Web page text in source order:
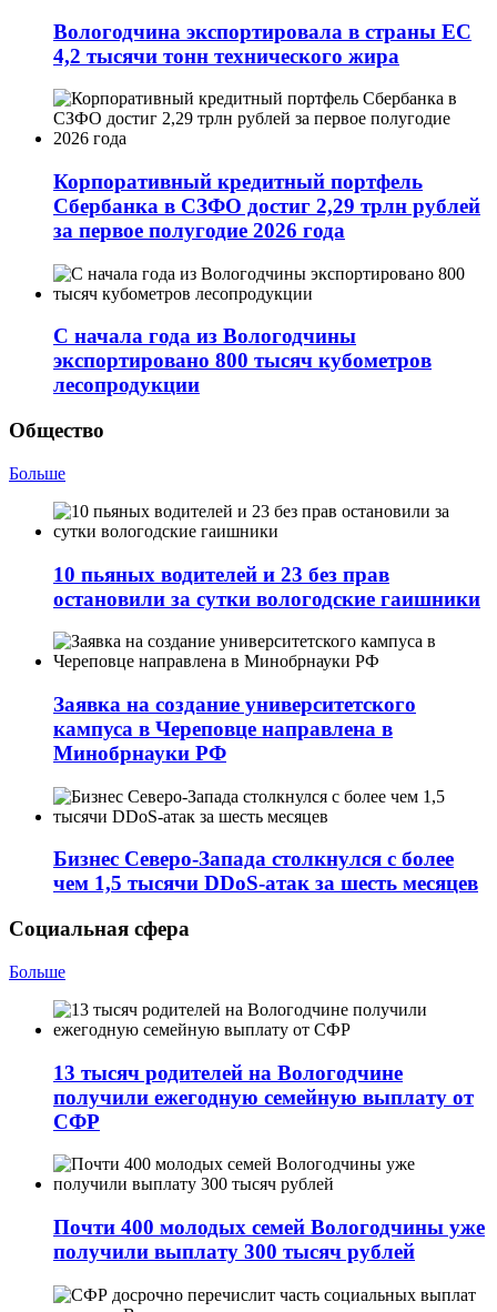
Вологодчина экспортировала в страны ЕС
4,2 тысячи тонн технического жира
Корпоративный кредитный портфель
Сбербанка в СЗФО достиг 2,29 трлн рублей
за первое полугодие 2026 года
С начала года из Вологодчины
экспортировано 800 тысяч кубометров
лесопродукции
Общество
Больше
10 пьяных водителей и 23 без прав
остановили за сутки вологодские гаишники
Заявка на создание университетского
кампуса в Череповце направлена в
Минобрнауки РФ
Бизнес Северо-Запада столкнулся с более
чем 1,5 тысячи DDoS-атак за шесть месяцев
Социальная сфера
Больше
13 тысяч родителей на Вологодчине
получили ежегодную семейную выплату от
СФР
Почти 400 молодых семей Вологодчины уже
получили выплату 300 тысяч рублей